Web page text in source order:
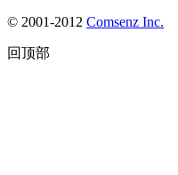
© 2001-2012 Comsenz Inc.
回顶部